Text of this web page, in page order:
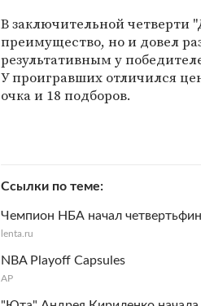
В заключительной четверти
преимущество, но и довел
результативным у
У проигравших отличился
очка и 18 подборов.
Ссылки по теме
Чемпион НБА начал
lenta.ru
NBA Playoff Capsules
АР